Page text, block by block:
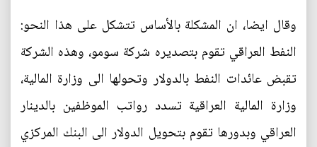
وقال ايضا، ان المشكلة بالأساس تتشكل على هذا النحو:
النفط العراقي تقوم بتصديره شركة سومو، وهذه الشركة
تقبض عائدات النفط بالدولار وتحولها الى وزارة المالية،
وزارة المالية العراقية تسدد رواتب الموظفين بالدينار
العراقي وبدورها تقوم بتحويل الدولار الى البنك المركزي